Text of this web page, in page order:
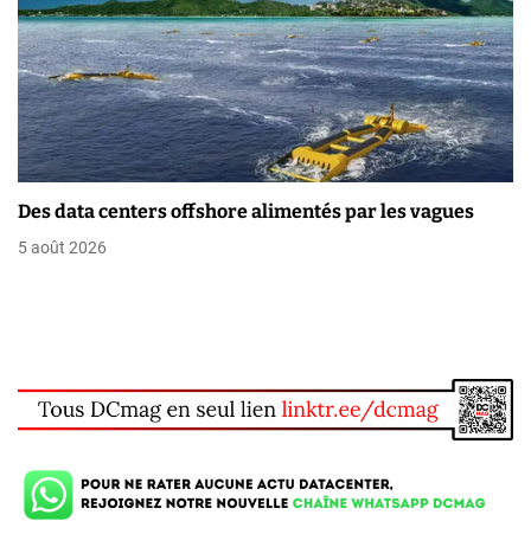
e
Des data centers offshore alimentés par les vagues
5 août 2026